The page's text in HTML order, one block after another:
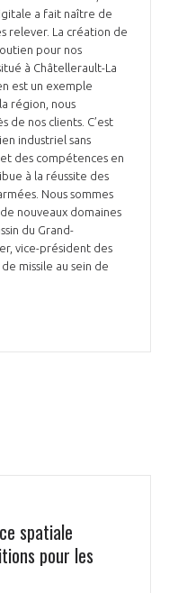
a fait naître de
relever. La création de
pour nos
à Châtellerault-La
est un exemple
région, nous
de nos clients. C’est
industriel sans
des compétences en
à la réussite des
Nous sommes
nouveaux domaines
du Grand-
vice-président des
missile au sein de
spatiale
pour les